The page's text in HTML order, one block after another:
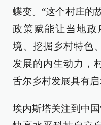
蝶变。“这个村庄的
政策赋能让当地
境、挖掘乡村特色
发展的内生动力，
舌尔乡村发展具有启
埃内斯塔关注到中